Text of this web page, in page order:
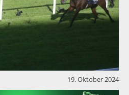
19. Oktober 2024